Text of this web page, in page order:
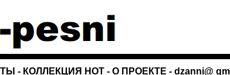
- КОЛЛЕКЦИЯ НОТ -О ПРОЕКТЕ - dzanni@